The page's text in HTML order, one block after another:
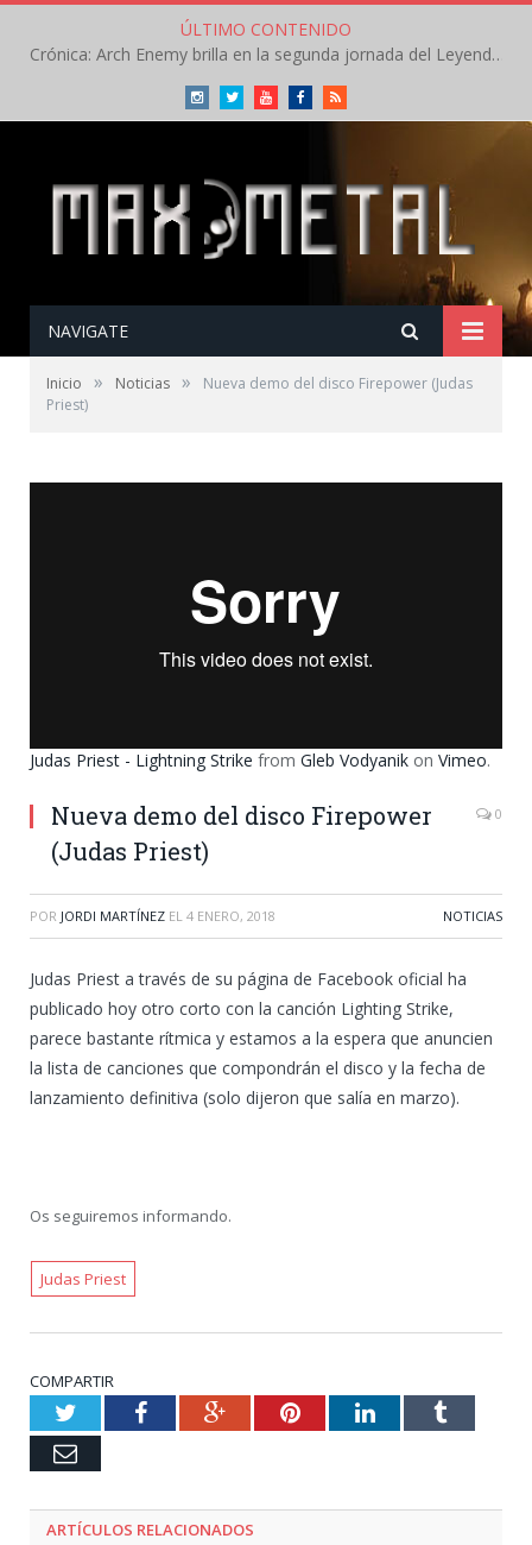
ÚLTIMO CONTENIDO
Crónica: Arch Enemy brilla en la segunda jornada del Leyendas del Rock – Jueves – Agosto 2026
InstagramTwitterYoutubeFacebookRSS
NAVIGATE
Inicio » Noticias »
Nueva demo del disco Firepower (Judas
Priest)
Judas Priest - Lightning Strike from Gleb Vodyanik on Vimeo.
Nueva demo del disco Firepower
(Judas Priest)
0
POR JORDI MARTÍNEZ EL 4 ENERO, 2018 NOTICIAS
Judas Priest a través de su página de Facebook oficial ha
publicado hoy otro corto con la canción Lighting Strike,
parece bastante rítmica y estamos a la espera que anuncien
la lista de canciones que compondrán el disco y la fecha de
lanzamiento definitiva (solo dijeron que salía en marzo).
Os seguiremos informando.
Judas Priest
COMPARTIR
TwitterFacebookGoogle+PinterestLinkedInTumblr
Email
ARTÍCULOS RELACIONADOS